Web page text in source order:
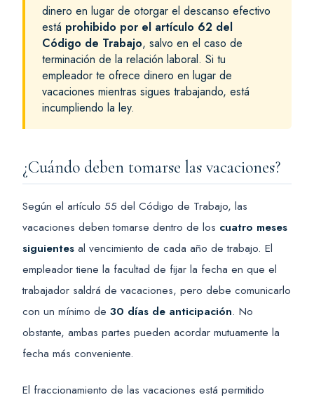
dinero en lugar de otorgar el descanso efectivo
está prohibido por el artículo 62 del
Código de Trabajo, salvo en el caso de
terminación de la relación laboral. Si tu
empleador te ofrece dinero en lugar de
vacaciones mientras sigues trabajando, está
incumpliendo la ley.
¿Cuándo deben tomarse las vacaciones?
Según el artículo 55 del Código de Trabajo, las
vacaciones deben tomarse dentro de los cuatro meses
siguientes al vencimiento de cada año de trabajo. El
empleador tiene la facultad de fijar la fecha en que el
trabajador saldrá de vacaciones, pero debe comunicarlo
con un mínimo de 30 días de anticipación. No
obstante, ambas partes pueden acordar mutuamente la
fecha más conveniente.
El fraccionamiento de las vacaciones está permitido